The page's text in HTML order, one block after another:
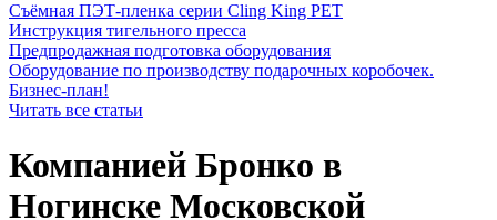
Съёмная ПЭТ-пленка серии Cling King PET
Инструкция тигельного пресса
Предпродажная подготовка оборудования
Оборудование по производству подарочных коробочек.
Бизнес-план!
Читать все статьи
Компанией Бронко в
Ногинске Московской